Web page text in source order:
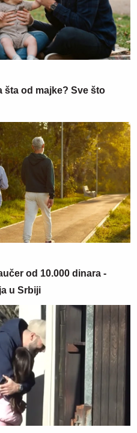
šta od majke? Sve što
od 10.000 dinara -
u Srbiji